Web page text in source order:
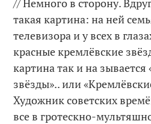
// Немного в сторону.
такая картина: на ней
телевизора и у всех в
красные кремлёвские
картина так и на
звёзды».. или
Художник советских
все в гротескно-